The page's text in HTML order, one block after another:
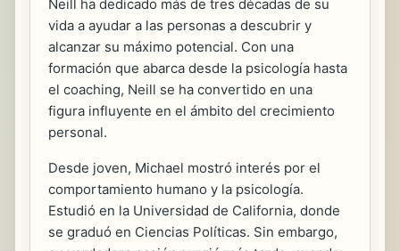
Neill ha dedicado más de tres décadas de su
vida a ayudar a las personas a descubrir y
alcanzar su máximo potencial. Con una
formación que abarca desde la psicología hasta
el coaching, Neill se ha convertido en una
figura influyente en el ámbito del crecimiento
personal.
Desde joven, Michael mostró interés por el
comportamiento humano y la psicología.
Estudió en la Universidad de California, donde
se graduó en Ciencias Políticas. Sin embargo,